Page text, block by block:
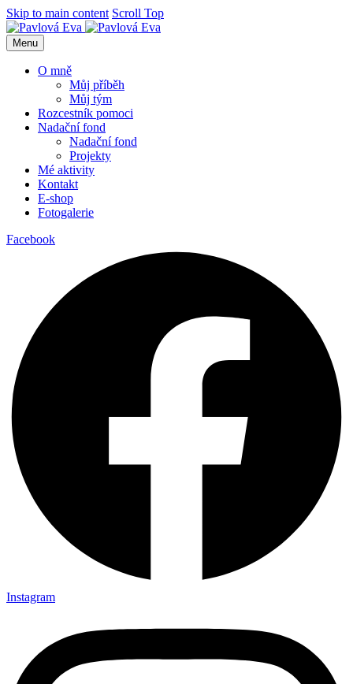
Skip to main content Scroll Top
Menu
O mně
Můj příběh
Můj tým
Rozcestník pomoci
Nadační fond
Nadační fond
Projekty
Mé aktivity
Kontakt
E-shop
Fotogalerie
Facebook
Instagram